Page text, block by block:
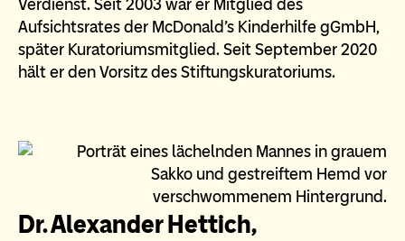
Verdienst. Seit 2003 war er Mitglied des
Aufsichtsrates der McDonald's Kinderhilfe gGmbH,
später Kuratoriumsmitglied. Seit September 2020
hält er den Vorsitz des Stiftungskuratoriums.
Dr. Alexander Hettich,